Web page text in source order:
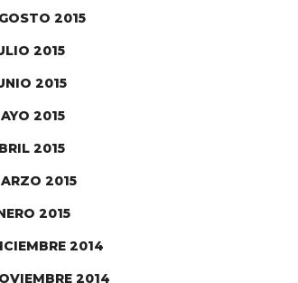
2015
2015
2015
2015
2015
2015
2015
2014
2014